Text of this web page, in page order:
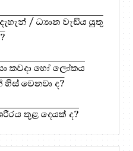
/ ධ්‍යාන වැඩිය යුතු
කවදා හෝ ලෝකය
වෙනවා ද?
තුළ දෙයක් ද?